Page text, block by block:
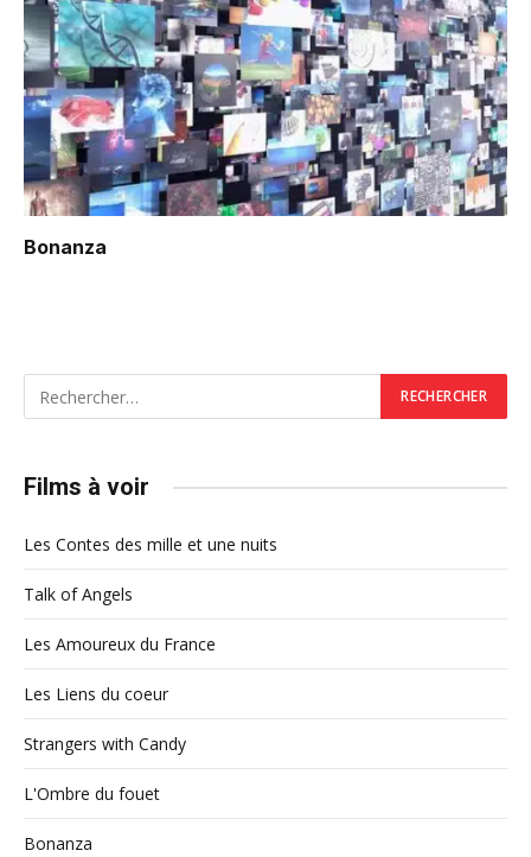
Bonanza
Films à voir
Les Contes des mille et une nuits
Talk of Angels
Les Amoureux du France
Les Liens du coeur
Strangers with Candy
L'Ombre du fouet
Bonanza